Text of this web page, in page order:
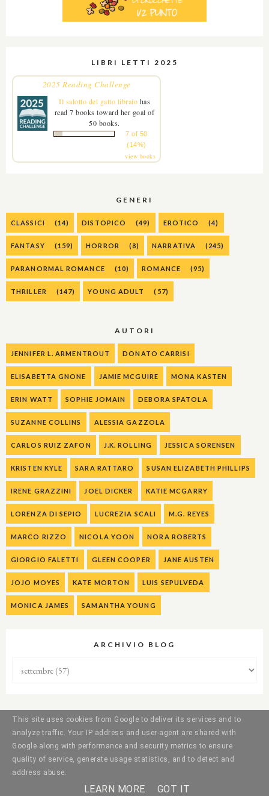
LIBRI LETTI 2025
2025 Reading Challenge
Il salotto del gatto libraio has
read 7 books toward her goal of
50 books.
7 of 50
(14%)
view books
GENERI
CLASSICI (14) DISTOPICO (49) EROTICO (4)
FANTASY (159) HORROR (8) NARRATIVA (245)
PARANORMAL ROMANCE (10) ROMANCE (95)
THRILLER (147) YOUNG ADULT (57)
AUTORI
JENNIFER L. ARMENTROUT DONATO CARRISI
ELISABETTA GNONE JAMIE MCGUIRE MONA KASTEN
ERIN WATT SOPHIE JOMAIN DEBORA SPATOLA
SUZANNE COLLINS ALESSIA GAZZOLA
CARLOS RUIZ ZAFON J.K. ROLLING JESSICA SORENSEN
KRISTEN KYLE SARA RATTARO SUSAN ELIZABETH PHILLIPS
IRENE GRAZZINI JOEL DICKER KATIE MCGARRY
LORENZA DI SEPIO LUCREZIA SCALI M.G. REYES
MARCO RIZZO NICOLA YOON NORA ROBERTS
GIORGIO FALETTI GLEEN COOPER JANE AUSTEN
JOJO MOYES KATE MORTON LUIS SEPULVEDA
MONICA JAMES SAMANTHA YOUNG
ARCHIVIO BLOG
This site uses cookies from Google to deliver its services and to
analyze traffic. Your IP address and user-agent are shared with
Google along with performance and security metrics to ensure
quality of service, generate usage statistics, and to detect and
address abuse.
LEARN MORE GOT IT